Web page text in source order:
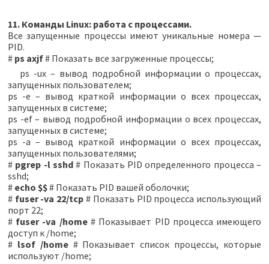
11. Команды Linux: работа с процессами.
Все запущенные процессы имеют уникальные номера —
PID.
# ps axjf# Показать все загруженные процессы;
ps -ux – вывод подробной информации о процессах,
запущенных пользователем;
ps -e – вывод краткой информации о всех процессах,
запущенных в системе;
ps -ef – вывод подробной информации о всех процессах,
запущенных в системе;
ps -a – вывод краткой информации о всех процессах,
запущенных пользователями;
# pgrep -l sshd# Показать PID определенного процесса –
sshd;
# echo $$# Показать PID вашей оболочки;
# fuser -va 22/tcp # Показать PID процесса использующий
порт 22;
#fuser -va /home# Показывает PID процесса имеющего
доступ к /home;
# lsof /home# Показывает список процессы, которые
используют /home;